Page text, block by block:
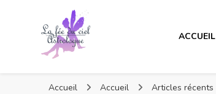
ACCUEIL
Accueil Accueil
Articles récents